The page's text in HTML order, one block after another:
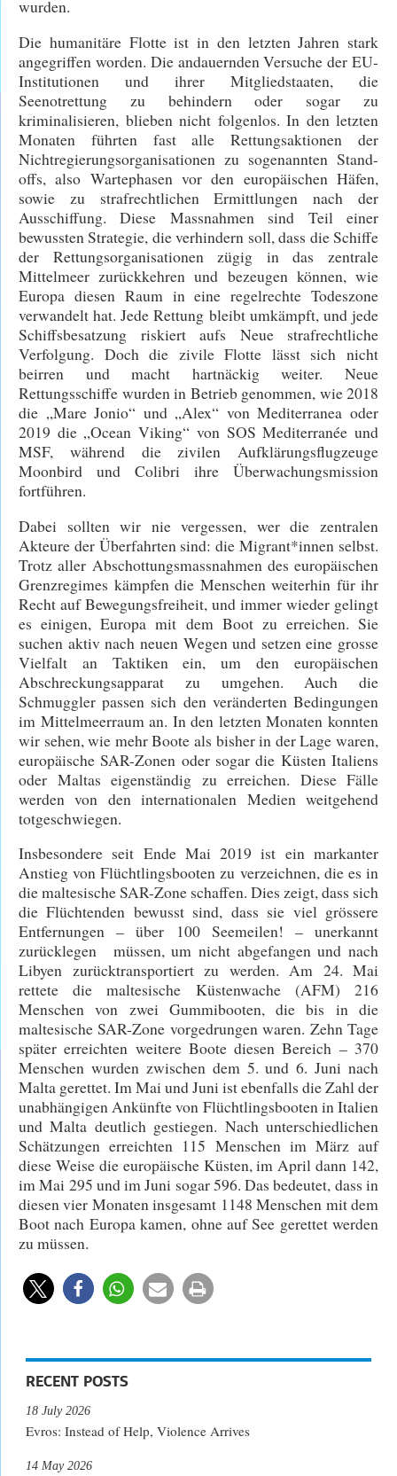
wurden.
Die humanitäre Flotte ist in den letzten Jahren stark
angegriffen worden. Die andauernden Versuche der EU-
Institutionen und ihrer Mitgliedstaaten, die
Seenotrettung zu behindern oder sogar zu
kriminalisieren, blieben nicht folgenlos. In den letzten
Monaten führten fast alle Rettungsaktionen der
Nichtregierungsorganisationen zu sogenannten Stand-
offs, also Wartephasen vor den europäischen Häfen,
sowie zu strafrechtlichen Ermittlungen nach der
Ausschiffung. Diese Massnahmen sind Teil einer
bewussten Strategie, die verhindern soll, dass die Schiffe
der Rettungsorganisationen zügig in das zentrale
Mittelmeer zurückkehren und bezeugen können, wie
Europa diesen Raum in eine regelrechte Todeszone
verwandelt hat. Jede Rettung bleibt umkämpft, und jede
Schiffsbesatzung riskiert aufs Neue strafrechtliche
Verfolgung. Doch die zivile Flotte lässt sich nicht
beirren und macht hartnäckig weiter. Neue
Rettungsschiffe wurden in Betrieb genommen, wie 2018
die „Mare Jonio“ und „Alex“ von Mediterranea oder
2019 die „Ocean Viking“ von SOS Mediterranée und
MSF, während die zivilen Aufklärungsflugzeuge
Moonbird und Colibri ihre Überwachungsmission
fortführen.
Dabei sollten wir nie vergessen, wer die zentralen
Akteure der Überfahrten sind: die Migrant*innen selbst.
Trotz aller Abschottungsmassnahmen des europäischen
Grenzregimes kämpfen die Menschen weiterhin für ihr
Recht auf Bewegungsfreiheit, und immer wieder gelingt
es einigen, Europa mit dem Boot zu erreichen. Sie
suchen aktiv nach neuen Wegen und setzen eine grosse
Vielfalt an Taktiken ein, um den europäischen
Abschreckungsapparat zu umgehen. Auch die
Schmuggler passen sich den veränderten Bedingungen
im Mittelmeerraum an. In den letzten Monaten konnten
wir sehen, wie mehr Boote als bisher in der Lage waren,
europäische SAR-Zonen oder sogar die Küsten Italiens
oder Maltas eigenständig zu erreichen. Diese Fälle
werden von den internationalen Medien weitgehend
totgeschwiegen.
Insbesondere seit Ende Mai 2019 ist ein markanter
Anstieg von Flüchtlingsbooten zu verzeichnen, die es in
die maltesische SAR-Zone schaffen. Dies zeigt, dass sich
die Flüchtenden bewusst sind, dass sie viel grössere
Entfernungen – über 100 Seemeilen! – unerkannt
zurücklegen müssen, um nicht abgefangen und nach
Libyen zurücktransportiert zu werden. Am 24. Mai
rettete die maltesische Küstenwache (AFM) 216
Menschen von zwei Gummibooten, die bis in die
maltesische SAR-Zone vorgedrungen waren. Zehn Tage
später erreichten weitere Boote diesen Bereich – 370
Menschen wurden zwischen dem 5. und 6. Juni nach
Malta gerettet. Im Mai und Juni ist ebenfalls die Zahl der
unabhängigen Ankünfte von Flüchtlingsbooten in Italien
und Malta deutlich gestiegen. Nach unterschiedlichen
Schätzungen erreichten 115 Menschen im März auf
diese Weise die europäische Küsten, im April dann 142,
im Mai 295 und im Juni sogar 596. Das bedeutet, dass in
diesen vier Monaten insgesamt 1148 Menschen mit dem
Boot nach Europa kamen, ohne auf See gerettet werden
zu müssen.
RECENT POSTS
Evros: Instead of Help, Violence Arrives
18 July 2026
14 May 2026